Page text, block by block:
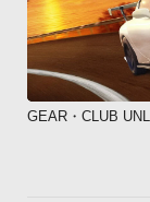
GEAR・CLUB